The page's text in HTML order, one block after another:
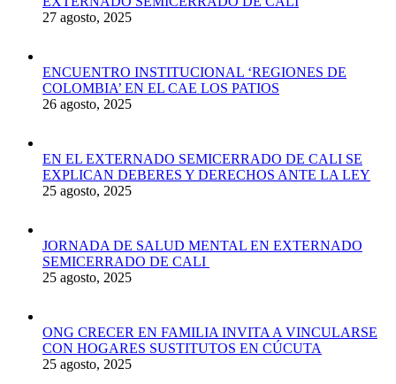
27 agosto, 2025
ENCUENTRO INSTITUCIONAL ‘REGIONES DE
COLOMBIA’ EN EL CAE LOS PATIOS
26 agosto, 2025
EN EL EXTERNADO SEMICERRADO DE CALI SE
EXPLICAN DEBERES Y DERECHOS ANTE LA LEY
25 agosto, 2025
JORNADA DE SALUD MENTAL EN EXTERNADO
SEMICERRADO DE CALI
25 agosto, 2025
ONG CRECER EN FAMILIA INVITA A VINCULARSE
CON HOGARES SUSTITUTOS EN CÚCUTA
25 agosto, 2025